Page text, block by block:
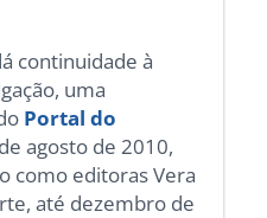
continuidade à
uma
Portal do
agosto de 2010,
como editoras Vera
até dezembro de